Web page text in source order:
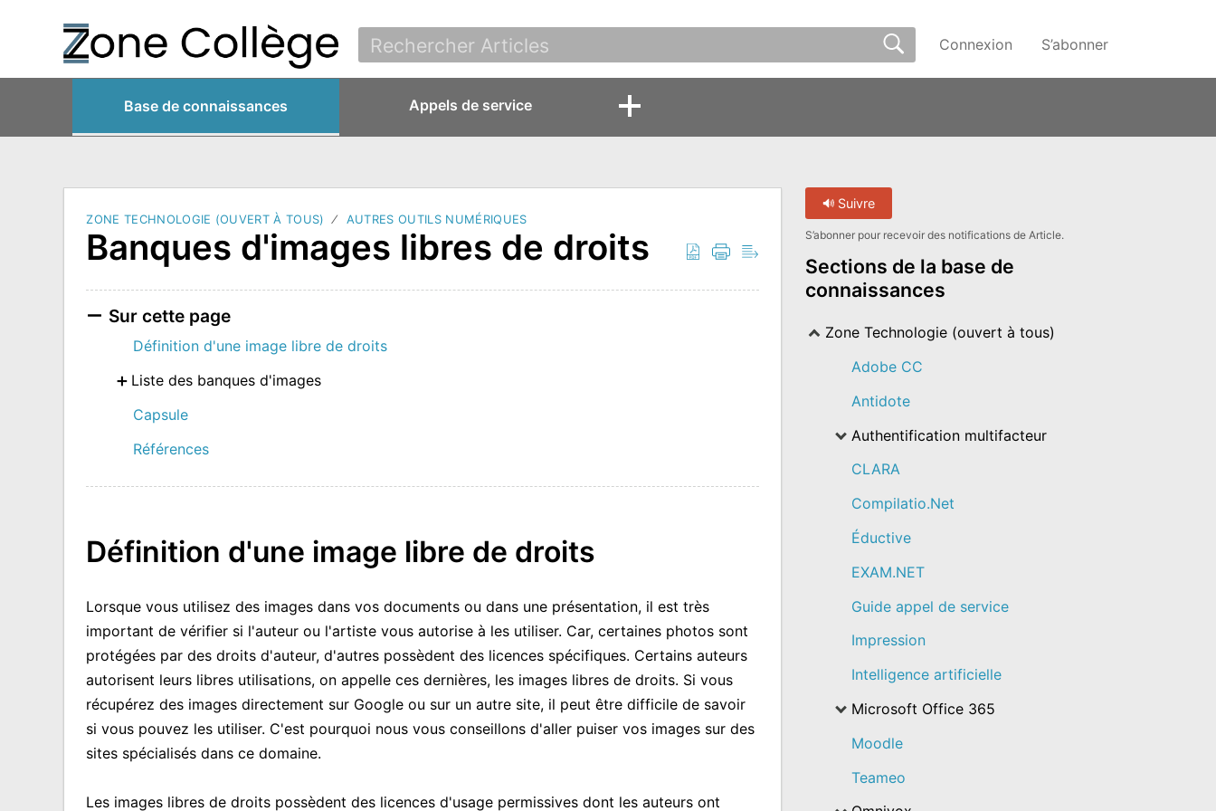
Connexion S’abonner
Base de connaissances Appels de service
ZONE TECHNOLOGIE (OUVERT À TOUS) AUTRES OUTILS NUMÉRIQUES
Banques d'images libres de droits
Sur cette page
Définition d'une image libre de droits
Liste des banques d'images
Capsule
Références
Définition d'une image libre de droits
Lorsque vous utilisez des images dans vos documents ou dans une présentation, il est très
important de vérifier si l'auteur ou l'artiste vous autorise à les utiliser. Car, certaines photos sont
protégées par des droits d'auteur, d'autres possèdent des licences spécifiques. Certains auteurs
autorisent leurs libres utilisations, on appelle ces dernières, les images libres de droits. Si vous
récupérez des images directement sur Google ou sur un autre site, il peut être difficile de savoir
si vous pouvez les utiliser. C'est pourquoi nous vous conseillons d'aller puiser vos images sur des
sites spécialisés dans ce domaine.
Les images libres de droits possèdent des licences d'usage permissives dont les auteurs ont
Suivre
S’abonner pour recevoir des notifications de Article.
Sections de la base de
connaissances
Zone Technologie (ouvert à tous)
Adobe CC
Antidote
Authentification multifacteur
CLARA
Compilatio.Net
Éductive
EXAM.NET
Guide appel de service
Impression
Intelligence artificielle
Microsoft Office 365
Moodle
Teameo